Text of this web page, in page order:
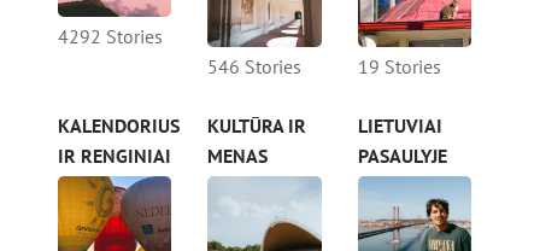
4292 Stories
546 Stories
19 Stories
KALENDORIUS
IR RENGINIAI
KULTŪRA IR
MENAS
LIETUVIAI
PASAULYJE